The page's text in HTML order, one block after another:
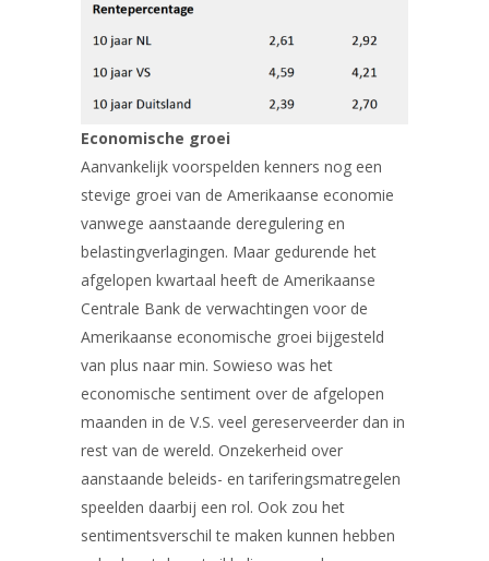
Economische groei
Aanvankelijk voorspelden kenners nog een
stevige groei van de Amerikaanse economie
vanwege aanstaande deregulering en
belastingverlagingen. Maar gedurende het
afgelopen kwartaal heeft de Amerikaanse
Centrale Bank de verwachtingen voor de
Amerikaanse economische groei bijgesteld
van plus naar min. Sowieso was het
economische sentiment over de afgelopen
maanden in de V.S. veel gereserveerder dan in
rest van de wereld. Onzekerheid over
aanstaande beleids- en tariferingsmatregelen
speelden daarbij een rol. Ook zou het
sentimentsverschil te maken kunnen hebben